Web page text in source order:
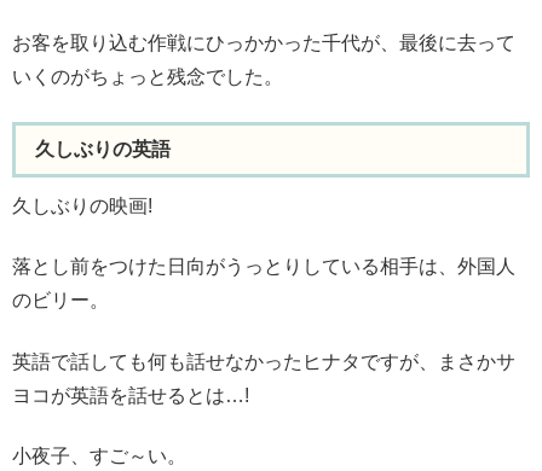
お客を取り込む作戦にひっかかった千代が、最後に去って
いくのがちょっと残念でした。
久しぶりの英語
久しぶりの映画!
落とし前をつけた日向がうっとりしている相手は、外国人
のビリー。
英語で話しても何も話せなかったヒナタですが、まさかサ
ヨコが英語を話せるとは…!
小夜子、すご～い。